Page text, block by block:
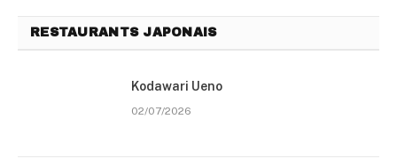
RESTAURANTS JAPONAIS
Kodawari Ueno
02/07/2026